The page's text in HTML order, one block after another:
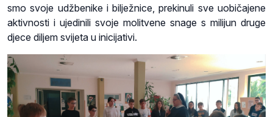
smo svoje udžbenike i bilježnice, prekinuli sve uobičajene
aktivnosti i ujedinili svoje molitvene snage s milijun druge
djece diljem svijeta u inicijativi.